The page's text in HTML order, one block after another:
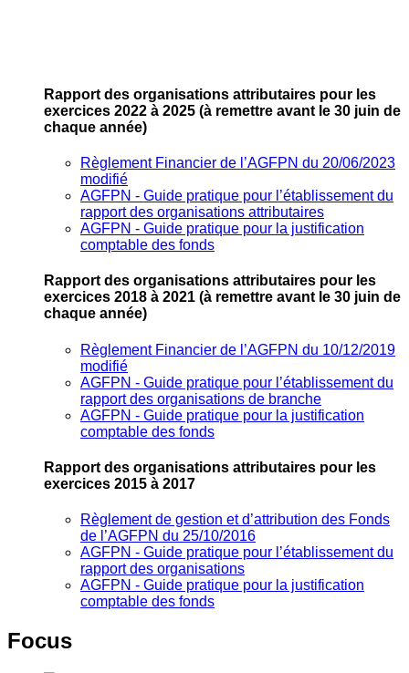
Rapport des organisations attributaires pour les
exercices 2022 à 2025 (à remettre avant le 30 juin de
chaque année)
Règlement Financier de l’AGFPN du 20/06/2023
modifié
AGFPN ‐ Guide pratique pour l’établissement du
rapport des organisations attributaires
AGFPN ‐ Guide pratique pour la justification
comptable des fonds
Rapport des organisations attributaires pour les
exercices 2018 à 2021 (à remettre avant le 30 juin de
chaque année)
Règlement Financier de l’AGFPN du 10/12/2019
modifié
AGFPN ‐ Guide pratique pour l’établissement du
rapport des organisations de branche
AGFPN ‐ Guide pratique pour la justification
comptable des fonds
Rapport des organisations attributaires pour les
exercices 2015 à 2017
Règlement de gestion et d’attribution des Fonds
de l’AGFPN du 25/10/2016
AGFPN ‐ Guide pratique pour l’établissement du
rapport des organisations
AGFPN ‐ Guide pratique pour la justification
comptable des fonds
Focus